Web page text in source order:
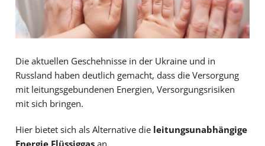
Die aktuellen Geschehnisse in der Ukraine und in
Russland haben deutlich gemacht, dass die Versorgung
mit leitungsgebundenen Energien, Versorgungsrisiken
mit sich bringen.
Hier bietet sich als Alternative die leitungsunabhängige